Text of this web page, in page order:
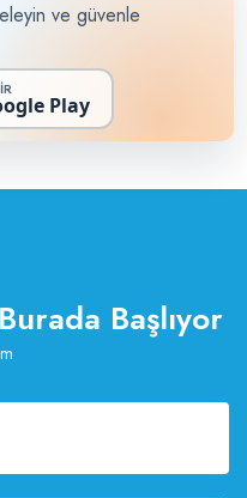
ve güvenle
Play
Başlıyor